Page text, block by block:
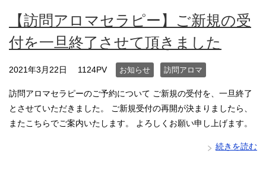
【訪問アロマセラピー】ご新規の受
付を一旦終了させて頂きました
2021年3月22日 1124PV お知らせ 訪問アロマ
訪問アロマセラピーのご予約について ご新規の受付を、一旦終了
とさせていただきました。 ご新規受付の再開が決まりましたら、
またこちらでご案内いたします。 よろしくお願い申し上げます。
続きを読む